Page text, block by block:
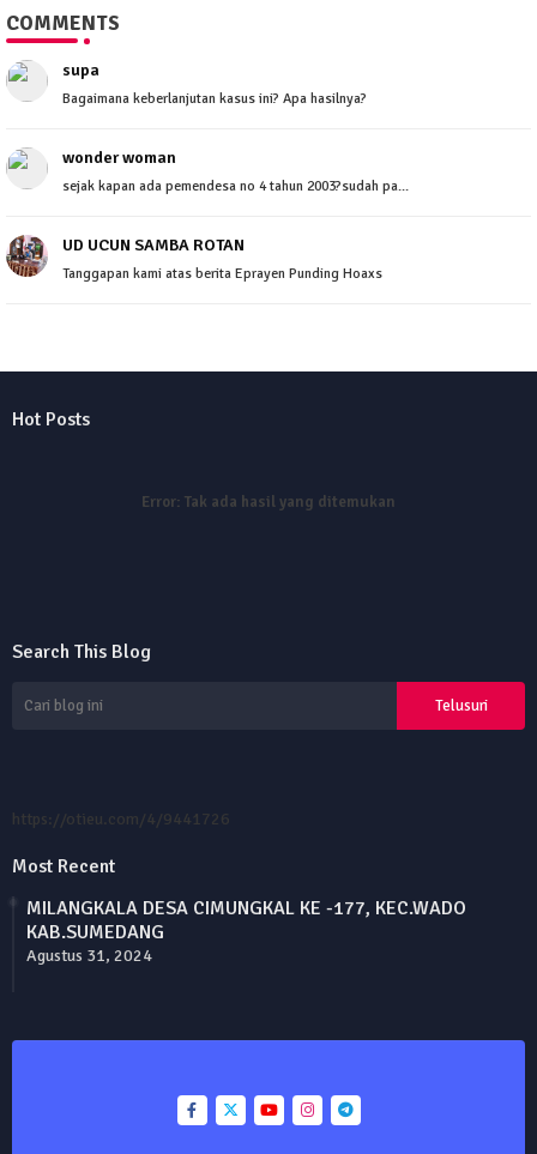
COMMENTS
supa
Bagaimana keberlanjutan kasus ini? Apa hasilnya?
wonder woman
sejak kapan ada pemendesa no 4 tahun 2003?sudah pa...
UD UCUN SAMBA ROTAN
Tanggapan kami atas berita Eprayen Punding Hoaxs
Hot Posts
Error: Tak ada hasil yang ditemukan
Search This Blog
https://otieu.com/4/9441726
Most Recent
MILANGKALA DESA CIMUNGKAL KE -177, KEC.WADO
KAB.SUMEDANG
Agustus 31, 2024